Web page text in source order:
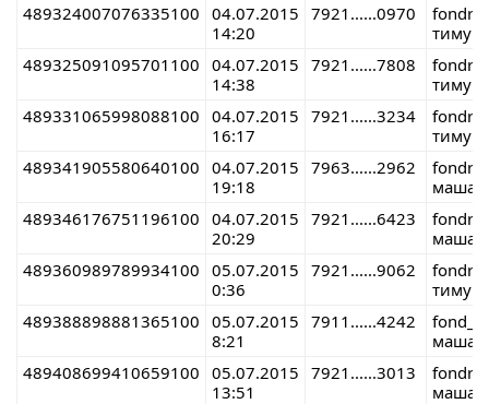
489324007076335100 04.07.2015
14:20
7921......0970
тимур
489325091095701100 04.07.2015
14:38
7921......7808
тимур
489331065998088100 04.07.2015
16:17
7921......3234
489341905580640100 04.07.2015
19:18
7963......2962
маша
489346176751196100 04.07.2015
20:29
7921......6423
маша
489360989789934100 05.07.2015
0:36
7921......9062
тимур
489388898881365100 05.07.2015
8:21
7911......4242
маша
489408699410659100 05.07.2015
13:51
7921......3013
маша